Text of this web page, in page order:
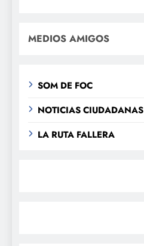
MEDIOS AMIGOS
SOM DE FOC
NOTICIAS CIUDADANAS
LA RUTA FALLERA